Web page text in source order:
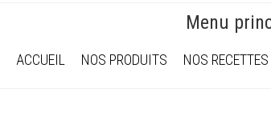
Menu
ACCUEIL NOS PRODUITS NOS RECETTES